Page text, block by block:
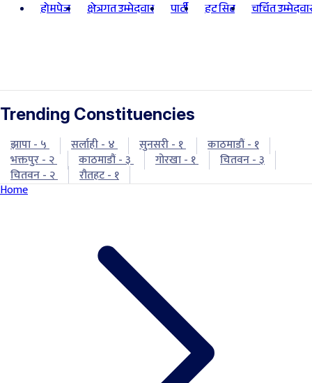
होमपेज क्षेत्रगत उम्मेदवार पार्टी हट सिट चर्चित
Trending Constituencies
झापा - ५ सर्लाही - ४ सुनसरी - १
काठमाडौं - १
भक्तपुर - २
काठमाडौं - ३ गोरखा - १
चितवन - ३
चितवन - २
रौतहट - १
Home